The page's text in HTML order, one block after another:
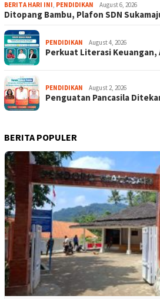
BERITA HARI INI, PENDIDIKAN August 6, 2026
Ditopang Bambu, Plafon SDN
PENDIDIKAN August 4, 2026
Perkuat Literasi
PENDIDIKAN August 2, 2026
Penguatan Pancasila
BERITA POPULER